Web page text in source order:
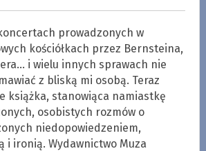
prowadzonych w
kościółkach przez Bernsteina,
i wielu innych sprawach nie
z bliską mi osobą. Teraz
książka, stanowiąca namiastkę
osobistych rozmów o
niedopowiedzeniem,
i ironią. Wydawnictwo Muza